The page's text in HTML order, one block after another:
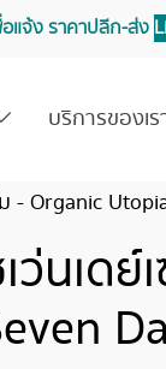
แจ้ง ราคาปลีก-ส่ง
บริการของเ
ม - Organic
ว่นเด